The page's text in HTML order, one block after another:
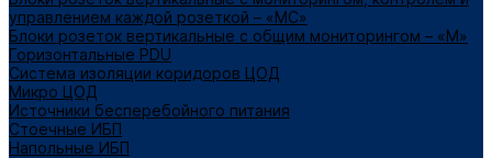
управлением каждой розеткой – «МС»
Блоки розеток вертикальные с общим мониторингом – «М»
Горизонтальные PDU
Система изоляции коридоров ЦОД
Микро ЦОД
Источники бесперебойного питания
Стоечные ИБП
Напольные ИБП